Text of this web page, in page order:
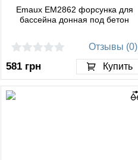
Emaux EM2862 форсунка для
бассейна донная под бетон
Отзывы (0)
581 грн Купить